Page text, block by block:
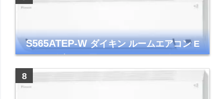
S565ATEP-Wダイキン ルームエアコン E
シリーズ 主に18畳用 ホワイト 2025年モデル
コンパクトモデル ストリーマ